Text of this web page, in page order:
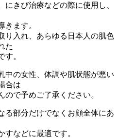
にきび治療などの際に使用し、
きます。
り入れ、あらゆる日本人の肌色
た
す。
中の女性、体調や肌状態が悪い
合は
で予めご了承ください。
る部分だけでなくお顔全体にあ
すなどに最適です。